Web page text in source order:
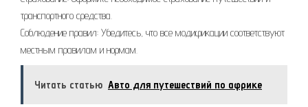
транспортного средства.
Соблюдение правил: Убедитесь, что все модификации соответствуют
местным правилам и нормам.
Читать статью Авто для путешествий по африке